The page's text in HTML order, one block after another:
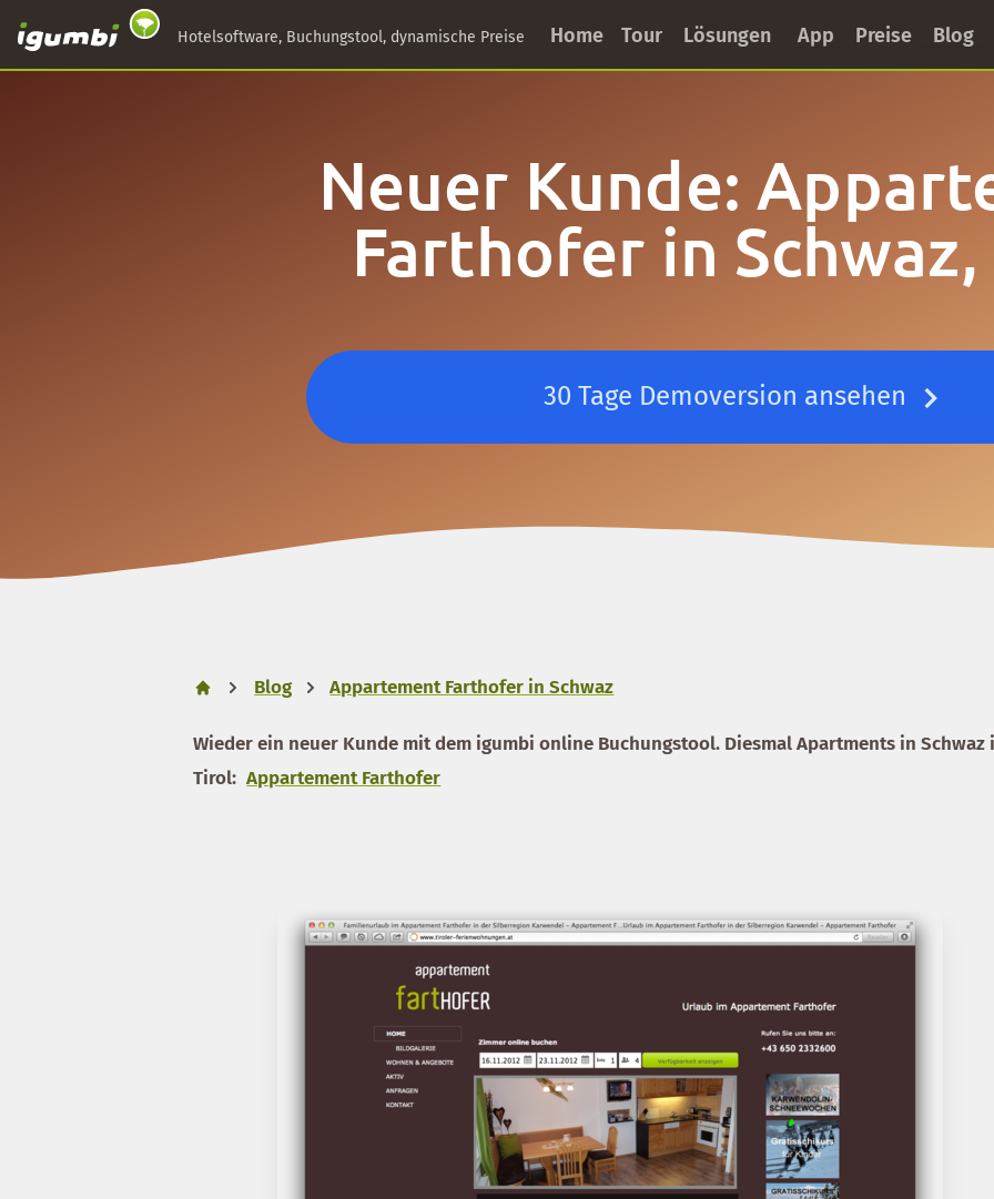
Hotelsoftware, Buchungstool, dynamische Preise Home Tour Lösungen App Preise Blog
Neuer Kunde:
Farthofer in
30 Tage Demoversion ansehen
Blog Appartement Farthofer in Schwaz
Wieder ein neuer Kunde mit dem igumbi online Buchungstool. Diesmal Apartments in Schwaz
Tirol: Appartement Farthofer